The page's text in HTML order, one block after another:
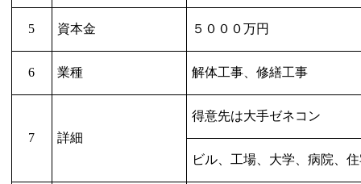
5 資本金 ５０００万円
6 業種 解体工事、修繕工事
7 詳細
得意先は大手ゼネコン
ビル、工場、大学、病院、